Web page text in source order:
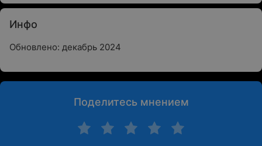
Инфо
Обновлено: декабрь 2024
Поделитесь мнением